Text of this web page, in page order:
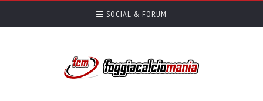
SOCIAL & FORUM